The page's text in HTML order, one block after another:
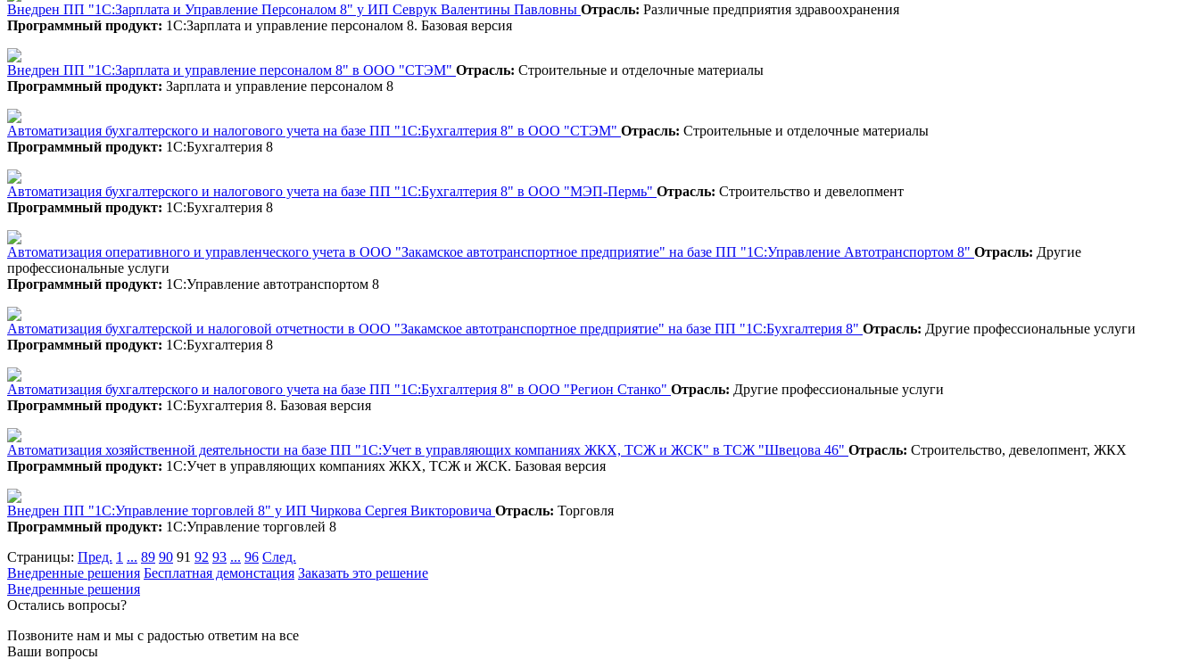
Внедрен ПП "1С:Зарплата и Управление Персоналом 8" у ИП Севрук Валентины Павловны Отрасль: Различные предприятия здравоохранения
Программный продукт: 1С:Зарплата и управление персоналом 8. Базовая версия
Внедрен ПП "1С:Зарплата и управление персоналом 8" в ООО "СТЭМ" Отрасль: Строительные и отделочные материалы
Программный продукт: Зарплата и управление персоналом 8
Автоматизация бухгалтерского и налогового учета на базе ПП "1С:Бухгалтерия 8" в ООО "СТЭМ" Отрасль: Строительные и отделочные материалы
Программный продукт: 1С:Бухгалтерия 8
Автоматизация бухгалтерского и налогового учета на базе ПП "1С:Бухгалтерия 8" в ООО "МЭП-Пермь" Отрасль: Строительство и девелопмент
Программный продукт: 1С:Бухгалтерия 8
Автоматизация оперативного и управленческого учета в ООО "Закамское автотранспортное предприятие" на базе ПП "1С:Управление Автотранспортом 8" Отрасль: Другие
профессиональные услуги
Программный продукт: 1С:Управление автотранспортом 8
Автоматизация бухгалтерской и налоговой отчетности в ООО "Закамское автотранспортное предприятие" на базе ПП "1С:Бухгалтерия 8" Отрасль: Другие профессиональные услуги
Программный продукт: 1С:Бухгалтерия 8
Автоматизация бухгалтерского и налогового учета на базе ПП "1С:Бухгалтерия 8" в ООО "Регион Станко" Отрасль: Другие профессиональные услуги
Программный продукт: 1С:Бухгалтерия 8. Базовая версия
Автоматизация хозяйственной деятельности на базе ПП "1С:Учет в управляющих компаниях ЖКХ, ТСЖ и ЖСК" в ТСЖ "Швецова 46" Отрасль: Строительство, девелопмент, ЖКХ
Программный продукт: 1С:Учет в управляющих компаниях ЖКХ, ТСЖ и ЖСК. Базовая версия
Внедрен ПП "1С:Управление торговлей 8" у ИП Чиркова Сергея Викторовича Отрасль: Торговля
Программный продукт: 1С:Управление торговлей 8
Страницы: Пред. 1 ... 89 90 91 92 93 ... 96 След.
Внедренные решения Бесплатная демонстация Заказать это решение
Внедренные решения
Остались вопросы?
Позвоните нам и мы с радостью ответим на все
Ваши вопросы